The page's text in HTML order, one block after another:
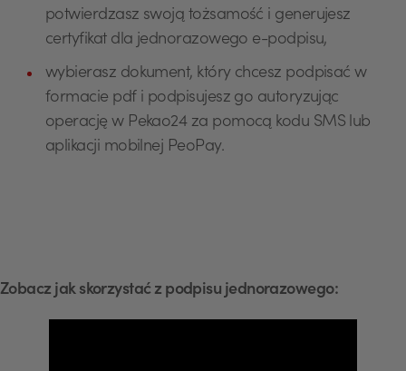
potwierdzasz swoją tożsamość i generujesz
certyfikat dla jednorazowego e-podpisu,
wybierasz dokument, który chcesz podpisać w
formacie pdf i podpisujesz go autoryzując
operację w Pekao24 za pomocą kodu SMS lub
aplikacji mobilnej PeoPay.
Zobacz jak skorzystać z podpisu jednorazowego: